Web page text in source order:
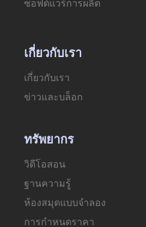
ซอฟต์แวร์การผลิต
เกี่ยวกับเรา
เกี่ยวกับเรา
ข่าวและบล็อก
ทรัพยากร
วิดีโอสอน
ฐานความรู้
ห้องสมุดแบบจำลอง
การกำหนดราคา